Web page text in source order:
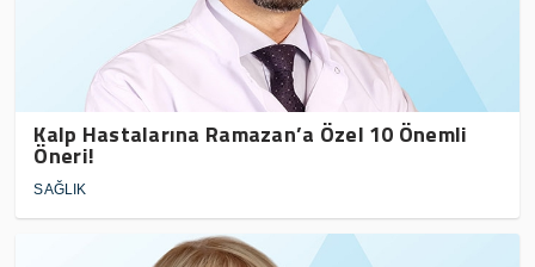
Kalp Hastalarına Ramazan’a Özel 10 Önemli
Öneri!
SAĞLIK